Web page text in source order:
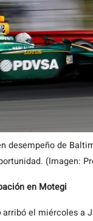
desempeño de
(Imagen:
en Motegi
arribó el miércoles a